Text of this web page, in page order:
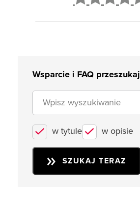
Wsparcie i FAQ przeszukaj
w tytule w opisie
SZUKAJ TERAZ